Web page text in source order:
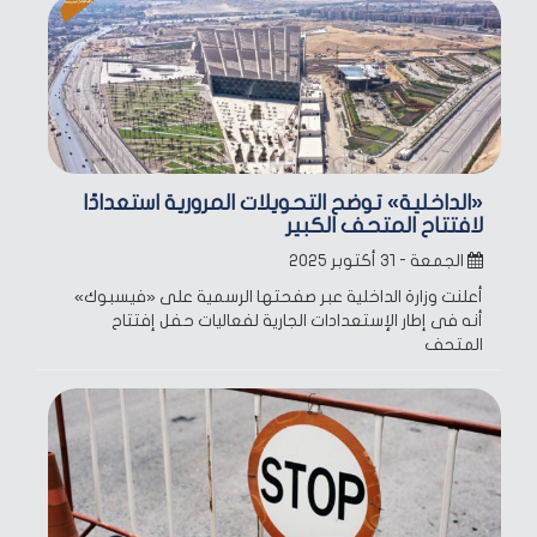
«الداخلية» توضح التحويلات المرورية استعدادًا
لافتتاح المتحف الكبير
الجمعة - ٣١ أكتوبر ٢٠٢٥
أعلنت وزارة الداخلية عبر صفحتها الرسمية على «فيسبوك»
أنه فى إطار الإستعدادات الجارية لفعاليات حفل إفتتاح
المتحف